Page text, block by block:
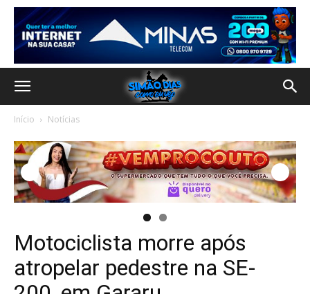
Início Notícias
Motociclista morre após
atropelar pedestre na SE-